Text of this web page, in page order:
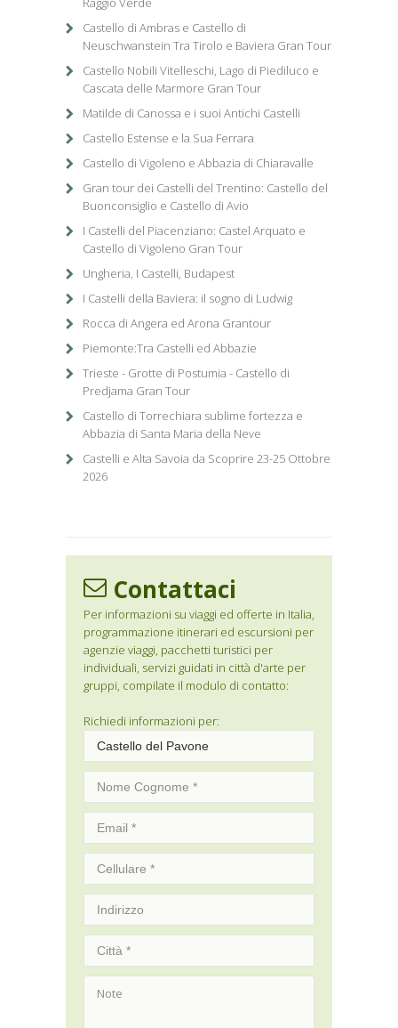
Castello di Ambras e Castello di
Neuschwanstein Tra Tirolo e Baviera Gran Tour
Castello Nobili Vitelleschi, Lago di Piediluco e
Cascata delle Marmore Gran Tour
Matilde di Canossa e i suoi Antichi Castelli
Castello Estense e la Sua Ferrara
Castello di Vigoleno e Abbazia di Chiaravalle
Gran tour dei Castelli del Trentino: Castello del
Buonconsiglio e Castello di Avio
I Castelli del Piacenziano: Castel Arquato e
Castello di Vigoleno Gran Tour
Ungheria, I Castelli, Budapest
I Castelli della Baviera: il sogno di Ludwig
Rocca di Angera ed Arona Grantour
Piemonte:Tra Castelli ed Abbazie
Trieste - Grotte di Postumia - Castello di
Predjama Gran Tour
Castello di Torrechiara sublime fortezza e
Abbazia di Santa Maria della Neve
Castelli e Alta Savoia da Scoprire 23-25 Ottobre
2026
Contattaci
Per informazioni su viaggi ed offerte in Italia,
programmazione itinerari ed escursioni per
agenzie viaggi, pacchetti turistici per
individuali, servizi guidati in città d'arte per
gruppi, compilate il modulo di contatto:
Richiedi informazioni per: